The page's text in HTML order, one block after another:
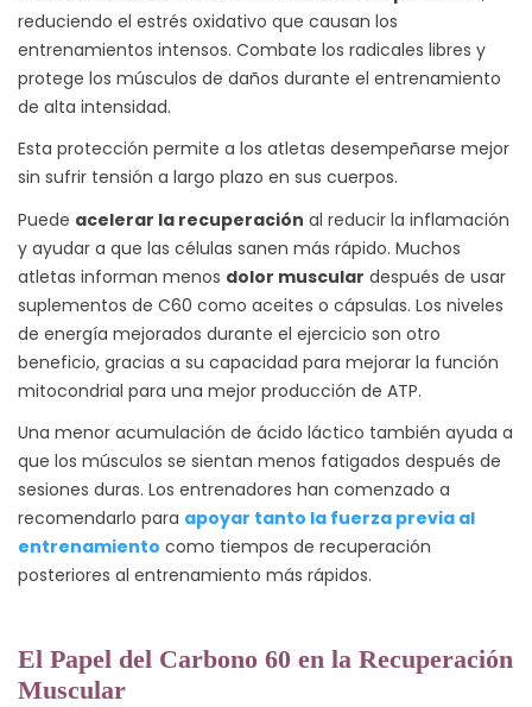
reduciendo el estrés oxidativo que causan los
entrenamientos intensos. Combate los radicales libres y
protege los músculos de daños durante el entrenamiento
de alta intensidad.
Esta protección permite a los atletas desempeñarse mejor
sin sufrir tensión a largo plazo en sus cuerpos.
Puede acelerar la recuperación al reducir la inflamación
y ayudar a que las células sanen más rápido. Muchos
atletas informan menos dolor muscular después de usar
suplementos de C60 como aceites o cápsulas. Los niveles
de energía mejorados durante el ejercicio son otro
beneficio, gracias a su capacidad para mejorar la función
mitocondrial para una mejor producción de ATP.
Una menor acumulación de ácido láctico también ayuda a
que los músculos se sientan menos fatigados después de
sesiones duras. Los entrenadores han comenzado a
recomendarlo para apoyar tanto la fuerza previa al
entrenamiento como tiempos de recuperación
posteriores al entrenamiento más rápidos.
El Papel del Carbono 60 en la Recuperación
Muscular